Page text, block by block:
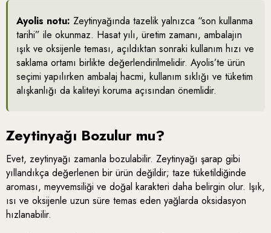
Ayolis notu: Zeytinyağında tazelik yalnızca “son kullanma
tarihi” ile okunmaz. Hasat yılı, üretim zamanı, ambalajın
ışık ve oksijenle teması, açıldıktan sonraki kullanım hızı ve
saklama ortamı birlikte değerlendirilmelidir. Ayolis’te ürün
seçimi yapılırken ambalaj hacmi, kullanım sıklığı ve tüketim
alışkanlığı da kaliteyi koruma açısından önemlidir.
Zeytinyağı Bozulur mu?
Evet, zeytinyağı zamanla bozulabilir. Zeytinyağı şarap gibi
yıllandıkça değerlenen bir ürün değildir; taze tüketildiğinde
aroması, meyvemsiliği ve doğal karakteri daha belirgin olur. Işık,
ısı ve oksijenle uzun süre temas eden yağlarda oksidasyon
hızlanabilir.